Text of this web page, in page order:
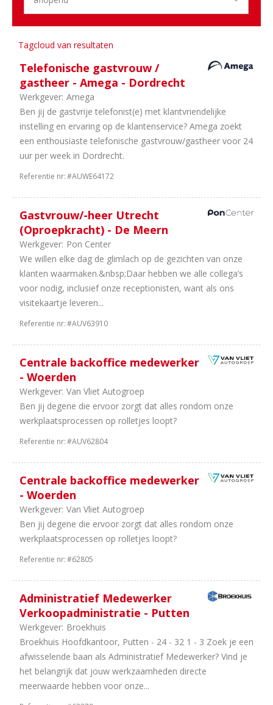
Sector
Duurzame
Dealerholdings
Personenauto's
Bedrijfsauto's
Schadeherstel
Leasing
Onderdelen
Banden
en
Tagcloud van resultaten
Telefonische gastvrouw /
gastheer - Amega - Dordrecht
Werkgever: Amega
Ben jij de gastvrije telefonist(e) met klantvriendelijke
instelling en ervaring op de klantenservice? Amega zoekt
een enthousiaste telefonische gastvrouw/gastheer voor 24
uur per week in Dordrecht.
Referentie nr:#AUWE64172
Gastvrouw/-heer Utrecht
(Oproepkracht) - De Meern
Werkgever: Pon Center
We willen elke dag de glimlach op de gezichten van onze
klanten waarmaken.&nbsp;Daar hebben we alle collega’s
voor nodig, inclusief onze receptionisten, want als ons
visitekaartje leveren...
Referentie nr:#AUV63910
Centrale backoffice medewerker
- Woerden
Werkgever: Van Vliet Autogroep
Ben jij degene die ervoor zorgt dat alles rondom onze
werkplaatsprocessen op rolletjes loopt?
Referentie nr:#AUV62804
Centrale backoffice medewerker
- Woerden
Werkgever: Van Vliet Autogroep
Ben jij degene die ervoor zorgt dat alles rondom onze
werkplaatsprocessen op rolletjes loopt?
Referentie nr:#62805
Administratief Medewerker
Verkoopadministratie - Putten
Werkgever: Broekhuis
Broekhuis Hoofdkantoor, Putten - 24 - 32 1 - 3 Zoek je een
afwisselende baan als Administratief Medewerker? Vind je
het belangrijk dat jouw werkzaamheden directe
meerwaarde hebben voor onze...